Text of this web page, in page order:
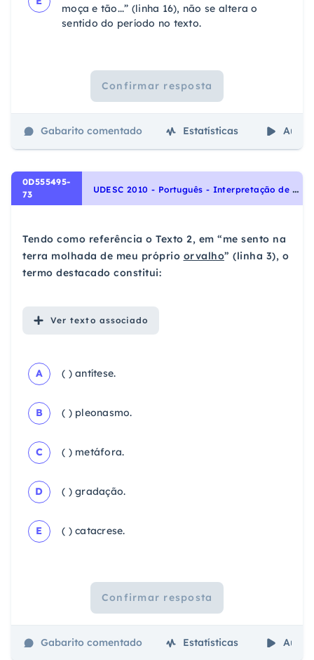
moça e tão...” (linha 16), não se altera o
sentido do período no texto.
Confirmar resposta
Gabarito comentado Estatísticas Aulas
0D555495-
73
U
DESC 2010 - Português - Interpretação de Textos, Figuras de Linguagem
Tendo como referência o Texto 2, em “me sento na
terra molhada de meu próprio orvalho” (linha 3), o
termo destacado constitui:
Ver texto associado
A ( ) antítese.
B ( ) pleonasmo.
C ( ) metáfora.
D ( ) gradação.
E ( ) catacrese.
Confirmar resposta
Gabarito comentado Estatísticas Aulas